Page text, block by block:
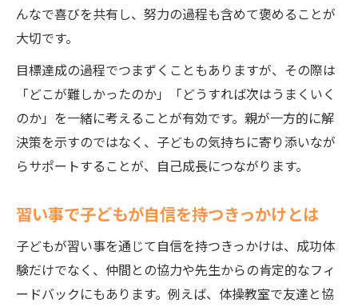
んなで喜びを共有し、努力の過程も含めて褒めることが
大切です。
目標達成の過程でつまずくこともありますが、その際は
「どこが難しかったのか」「どうすれば次はうまくいく
のか」を一緒に考えることが有効です。親が一方的に解
決策を示すのではなく、子どもの気持ちに寄り添いなが
らサポートすることが、自己成長につながります。
習い事で子どもが自信を持つきっかけとは
子どもが習い事を通じて自信を持つきっかけは、成功体
験だけでなく、仲間との協力や先生からの肯定的なフィ
ードバックにもあります。例えば、体操教室で友達と協